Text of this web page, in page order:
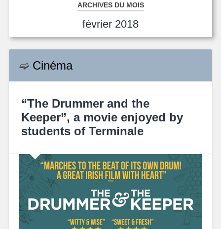
ARCHIVES DU MOIS
février 2018
➫ Cinéma
“The Drummer and the
Keeper”, a movie enjoyed by
students of Terminale